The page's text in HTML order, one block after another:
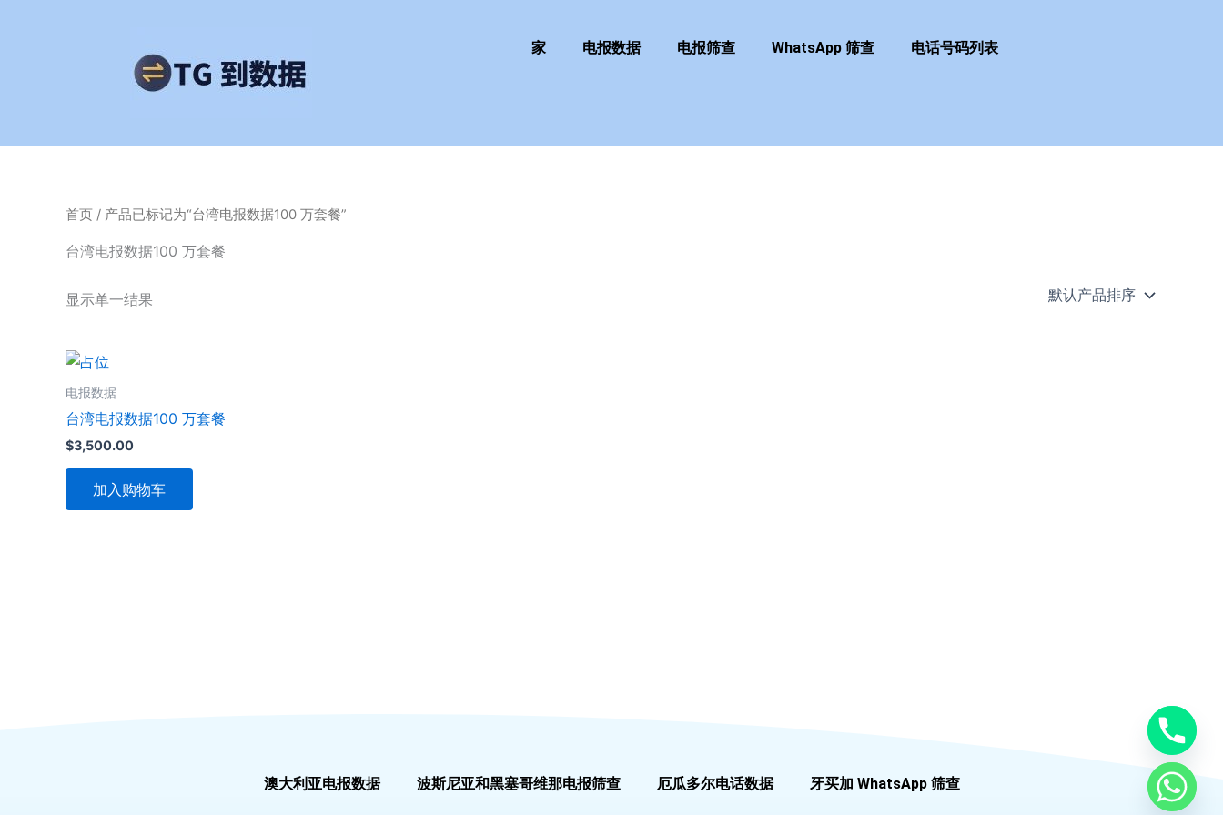
家 电报数据 电报筛查 WhatsApp 筛查 电话号码列表
首页 / 产品已标记为“台湾电报数据100 万套餐”
台湾电报数据100 万套餐
显示单一结果
电报数据
台湾电报数据100 万套餐
$3,500.00
加入购物车
澳大利亚电报数据 波斯尼亚和黑塞哥维那电报筛查 厄瓜多尔电话数据 牙买加 WhatsApp 筛查